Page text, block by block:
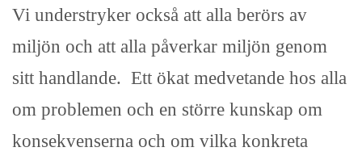
Vi understryker också att alla berörs av
miljön och att alla påverkar miljön genom
sitt handlande. Ett ökat medvetande hos alla
om problemen och en större kunskap om
konsekvenserna och om vilka konkreta